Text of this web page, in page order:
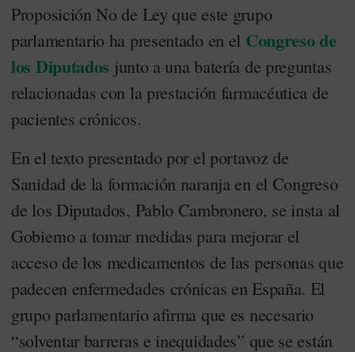
Proposición No de Ley que este grupo
parlamentario ha presentado en el Congreso de
los Diputados junto a una batería de preguntas
relacionadas con la prestación farmacéutica de
pacientes crónicos.
En el texto presentado por el portavoz de
Sanidad de la formación naranja en el Congreso
de los Diputados, Pablo Cambronero, se insta al
Gobierno a tomar medidas para mejorar el
acceso de los medicamentos de las personas que
padecen enfermedades crónicas en España. El
grupo parlamentario afirma que es necesario
“solventar barreras e inequidades” que se están